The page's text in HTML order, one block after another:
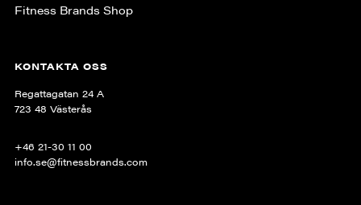
Fitness Brands Shop
KONTAKTA OSS
Regattagatan 24 A
723 48 Västerås
+46 21-30 11 00
info.se@fitnessbrands.com